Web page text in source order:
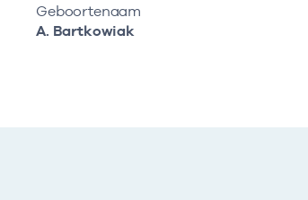
Geboortenaam
A. Bartkowiak